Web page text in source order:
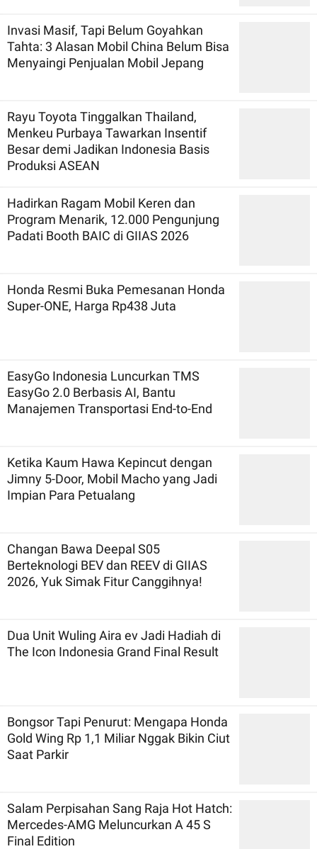
Invasi Masif, Tapi Belum Goyahkan
Tahta: 3 Alasan Mobil China Belum Bisa
Menyaingi Penjualan Mobil Jepang
Rayu Toyota Tinggalkan Thailand,
Menkeu Purbaya Tawarkan Insentif
Besar demi Jadikan Indonesia Basis
Produksi ASEAN
Hadirkan Ragam Mobil Keren dan
Program Menarik, 12.000 Pengunjung
Padati Booth BAIC di GIIAS 2026
Honda Resmi Buka Pemesanan Honda
Super-ONE, Harga Rp438 Juta
EasyGo Indonesia Luncurkan TMS
EasyGo 2.0 Berbasis AI, Bantu
Manajemen Transportasi End-to-End
Ketika Kaum Hawa Kepincut dengan
Jimny 5-Door, Mobil Macho yang Jadi
Impian Para Petualang
Changan Bawa Deepal S05
Berteknologi BEV dan REEV di GIIAS
2026, Yuk Simak Fitur Canggihnya!
Dua Unit Wuling Aira ev Jadi Hadiah di
The Icon Indonesia Grand Final Result
Bongsor Tapi Penurut: Mengapa Honda
Gold Wing Rp 1,1 Miliar Nggak Bikin Ciut
Saat Parkir
Salam Perpisahan Sang Raja Hot Hatch:
Mercedes-AMG Meluncurkan A 45 S
Final Edition